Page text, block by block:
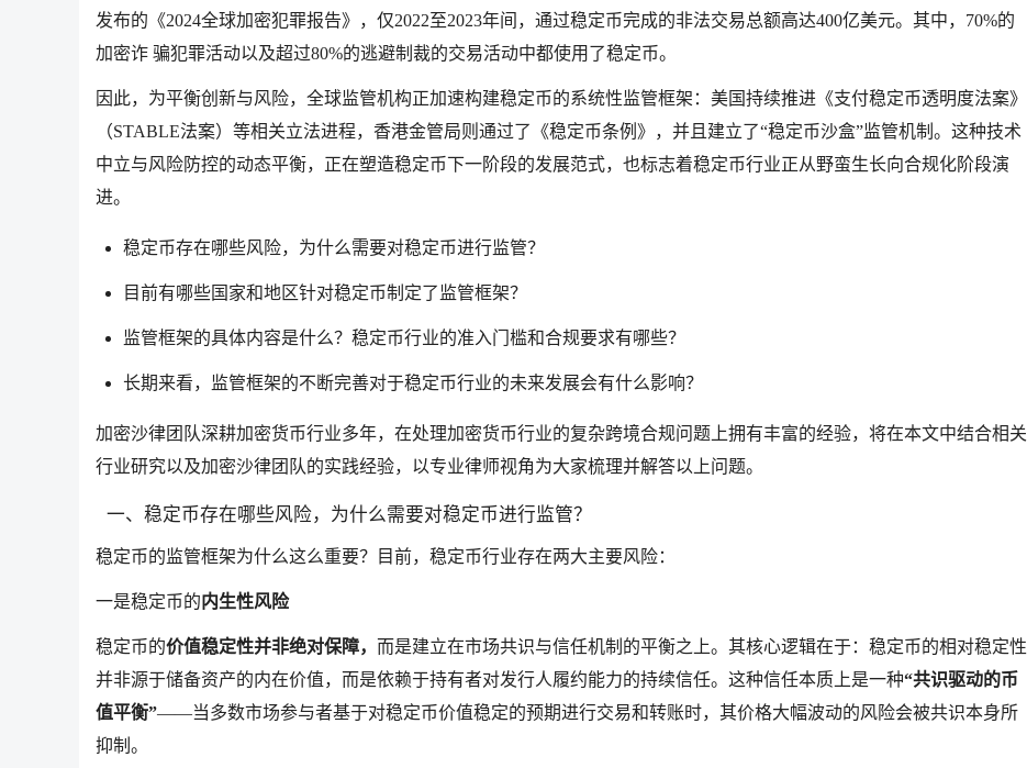
发布的《2024全球加密犯罪报告》，仅2022至2023年间，通过稳定币完成的非法交易总额高达400亿美元。其中，70%的
加密诈 骗犯罪活动以及超过80%的逃避制裁的交易活动中都使用了稳定币。
因此，为平衡创新与风险，全球监管机构正加速构建稳定币的系统性监管框架：美国持续推进《支付稳定币透明度法案》
（STABLE法案）等相关立法进程，香港金管局则通过了《稳定币条例》，并且建立了“稳定币沙盒”监管机制。这种技术
中立与风险防控的动态平衡，正在塑造稳定币下一阶段的发展范式，也标志着稳定币行业正从野蛮生长向合规化阶段演
进。
稳定币存在哪些风险，为什么需要对稳定币进行监管？
目前有哪些国家和地区针对稳定币制定了监管框架？
监管框架的具体内容是什么？稳定币行业的准入门槛和合规要求有哪些？
长期来看，监管框架的不断完善对于稳定币行业的未来发展会有什么影响？
加密沙律团队深耕加密货币行业多年，在处理加密货币行业的复杂跨境合规问题上拥有丰富的经验，将在本文中结合相关
行业研究以及加密沙律团队的实践经验，以专业律师视角为大家梳理并解答以上问题。
一、稳定币存在哪些风险，为什么需要对稳定币进行监管？
稳定币的监管框架为什么这么重要？目前，稳定币行业存在两大主要风险：
一是稳定币的内生性风险
稳定币的价值稳定性并非绝对保障， 而是建立在市场共识与信任机制的平衡之上。其核心逻辑在于：稳定币的相对稳定性
并非源于储备资产的内在价值，而是依赖于持有者对发行人履约能力的持续信任。这种信任本质上是一种“共识驱动的币
值平衡”——当多数市场参与者基于对稳定币价值稳定的预期进行交易和转账时，其价格大幅波动的风险会被共识本身所
抑制。